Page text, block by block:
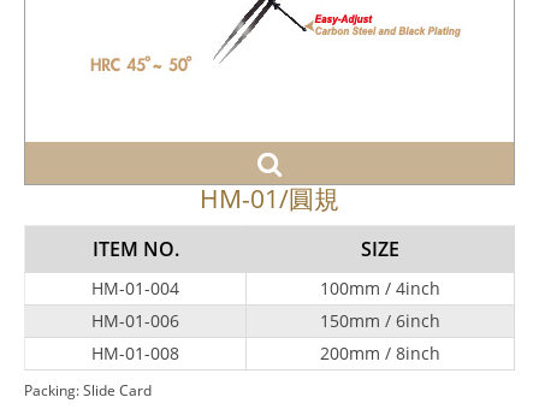
HM-01/圓規
ITEM NO. SIZE
HM-01-004
100mm / 4inch
HM-01-006
150mm / 6inch
HM-01-008
200mm / 8inch
Packing: Slide Card